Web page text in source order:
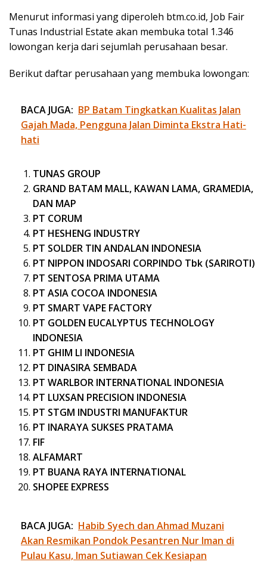
Menurut informasi yang diperoleh btm.co.id, Job Fair
Tunas Industrial Estate akan membuka total 1.346
lowongan kerja dari sejumlah perusahaan besar.
Berikut daftar perusahaan yang membuka lowongan:
BACA JUGA: BP Batam Tingkatkan Kualitas Jalan
Gajah Mada, Pengguna Jalan Diminta Ekstra Hati-
hati
TUNAS GROUP
GRAND BATAM MALL, KAWAN LAMA, GRAMEDIA,
DAN MAP
PT CORUM
PT HESHENG INDUSTRY
PT SOLDER TIN ANDALAN INDONESIA
PT NIPPON INDOSARI CORPINDO Tbk (SARIROTI)
PT SENTOSA PRIMA UTAMA
PT ASIA COCOA INDONESIA
PT SMART VAPE FACTORY
PT GOLDEN EUCALYPTUS TECHNOLOGY
INDONESIA
PT GHIM LI INDONESIA
PT DINASIRA SEMBADA
PT WARLBOR INTERNATIONAL INDONESIA
PT LUXSAN PRECISION INDONESIA
PT STGM INDUSTRI MANUFAKTUR
PT INARAYA SUKSES PRATAMA
FIF
ALFAMART
PT BUANA RAYA INTERNATIONAL
SHOPEE EXPRESS
BACA JUGA: Habib Syech dan Ahmad Muzani
Akan Resmikan Pondok Pesantren Nur Iman di
Pulau Kasu, Iman Sutiawan Cek Kesiapan